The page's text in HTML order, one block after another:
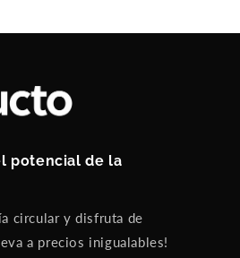
potencial de la
circular y disfruta de
a precios inigualables!